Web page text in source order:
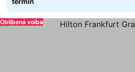
Oblíbená volba